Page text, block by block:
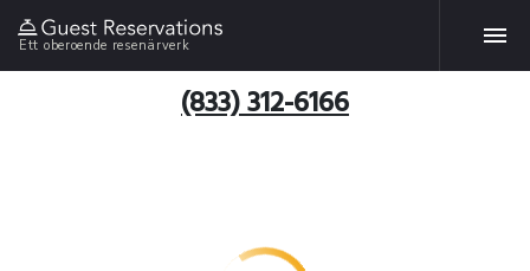
Ett oberoende resenärverk
(833) 312-6166